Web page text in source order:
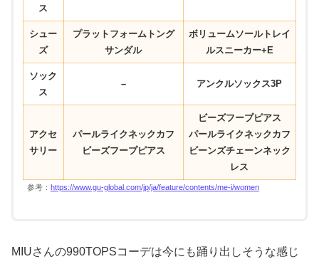
ス
シュー
ズ
プラットフォームトング
サンダル
ボリュームソールトレイ
ルスニーカー+E
ソック
ス
– アンクルソックス3P
アクセ
サリー
パールライクネックカフ
ビーズフープピアス
ビーズフープピアス
パールライクネックカフ
ビーンズチェーンネック
レス
参考： https://www.gu-global.com/jp/ja/feature/contents/me-i/women
MIUさんの990TOPSコーデは今にも踊り出しそうな感じ